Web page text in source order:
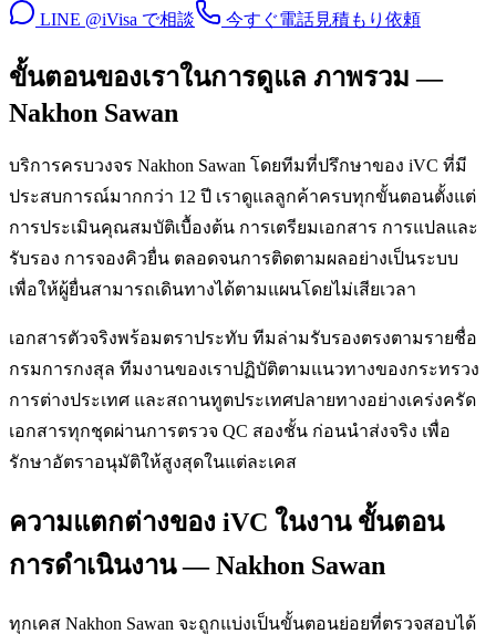
LINE @iVisa で相談 今すぐ電話見積もり依頼
ขั้นตอนของเราในการดูแล ภาพรวม —
Nakhon Sawan
บริการครบวงจร Nakhon Sawan โดยทีมที่ปรึกษาของ iVC ที่มี
ประสบการณ์มากกว่า 12 ปี เราดูแลลูกค้าครบทุกขั้นตอนตั้งแต่
การประเมินคุณสมบัติเบื้องต้น การเตรียมเอกสาร การแปลและ
รับรอง การจองคิวยื่น ตลอดจนการติดตามผลอย่างเป็นระบบ
เพื่อให้ผู้ยื่นสามารถเดินทางได้ตามแผนโดยไม่เสียเวลา
เอกสารตัวจริงพร้อมตราประทับ ทีมล่ามรับรองตรงตามรายชื่อ
กรมการกงสุล ทีมงานของเราปฏิบัติตามแนวทางของกระทรวง
การต่างประเทศ และสถานทูตประเทศปลายทางอย่างเคร่งครัด
เอกสารทุกชุดผ่านการตรวจ QC สองชั้น ก่อนนำส่งจริง เพื่อ
รักษาอัตราอนุมัติให้สูงสุดในแต่ละเคส
ความแตกต่างของ iVC ในงาน ขั้นตอน
การดำเนินงาน — Nakhon Sawan
ทุกเคส Nakhon Sawan จะถูกแบ่งเป็นขั้นตอนย่อยที่ตรวจสอบได้